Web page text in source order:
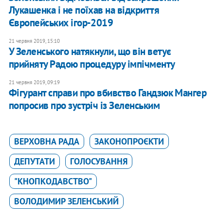
Лукашенка і не поїхав на відкриття
Європейських ігор-2019
21 червня 2019, 15:10
У Зеленського натякнули, що він ветує
прийняту Радою процедуру імпічменту
21 червня 2019, 09:19
Фігурант справи про вбивство Гандзюк Мангер
попросив про зустріч із Зеленським
ВЕРХОВНА РАДА
ЗАКОНОПРОЄКТИ
ДЕПУТАТИ
ГОЛОСУВАННЯ
"КНОПКОДАВСТВО"
ВОЛОДИМИР ЗЕЛЕНСЬКИЙ